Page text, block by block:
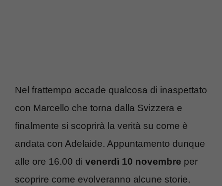
Nel frattempo accade qualcosa di inaspettato
con Marcello che torna dalla Svizzera e
finalmente si scoprirà la verità su come è
andata con Adelaide. Appuntamento dunque
alle ore 16.00 di venerdì 10 novembre per
scoprire come evolveranno alcune storie,